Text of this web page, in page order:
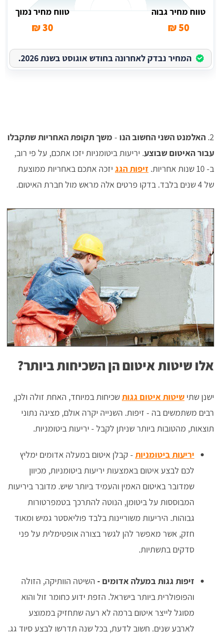
טווח מחיר גבוה
50 ₪
טווח מחיר נמוך
30 ₪
המחיר נבדק לאחרונה בחודש אוגוסט בשנת 2026.
2. האלמנט השני החשוב הנו - משך תקופת האחריות שתקבלו
עבור האיטום שבוצע. יריעות ביטומניות יזכו אתכם, על פי רוב,
ב- 10 שנות אחריות.
זיפות הגג יזכה אתכם באחריות ממוצעת
של 4 שנים בלבד. בדקו פרטים אלה מראש מול חברת האיטום.
אלו שיטות איטום הן השכיחות ביותר?
ישנן שתי שיטות איטום גגותשכיחות במיוחד, האחת זולה ולכן,
רבים משתמשים בה - זיפות. השנייה יקרה אולם, מציגה נתוני
תוצאות, מהטובות ביותר שניתן לקבל - יריעות ביטומניות.
יריעות ביטומניות - קבלן איטום במעלה אדומים ימליץ
לכם לבצע איטום באמצעות יריעות ביטומניות, מכיוון
שמדובר באיטום האמין והעמיד ביותר שיש. מדובר ביריעות
המבוססות על ביטומן, הנוטה להתרכך בטמפרטורות
גבוהות. היריעות משוריינות בלבד פוליאסטר גמיש ומאוד
חזק, אשר מאפשר להן לגשר בצורה אופטימלית על פני
סדקים בתשתיות.
זיפות גגות במעלה אדומים - השיטה הוותיקה, הזולה
והפופולרית ביותר בישראל. הזפת ידוע כחומר זול והוא
מסוגל לייצר איטום ברמה לא רעה שתחזיק בממוצע
לארבע שנים. חשוב לדעת, בכל שנה תדרשו לבצע סיוד גג.